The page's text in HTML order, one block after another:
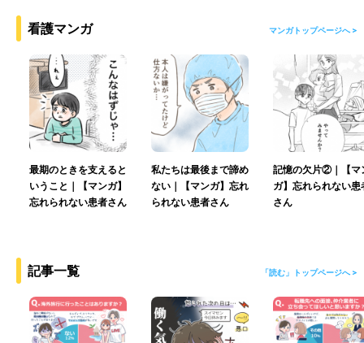
看護マンガ マンガトップページへ >
最期のときを支えると
いうこと｜【マンガ】
忘れられない患者さん
私たちは最後まで諦め
ない｜【マンガ】忘れ
られない患者さん
記憶の欠片②｜【マ
ガ】忘れられない患
さん
記事一覧 「読む」トップページへ >